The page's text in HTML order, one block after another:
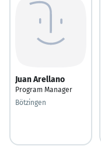
Juan Arellano
Program Manager
Bötzingen